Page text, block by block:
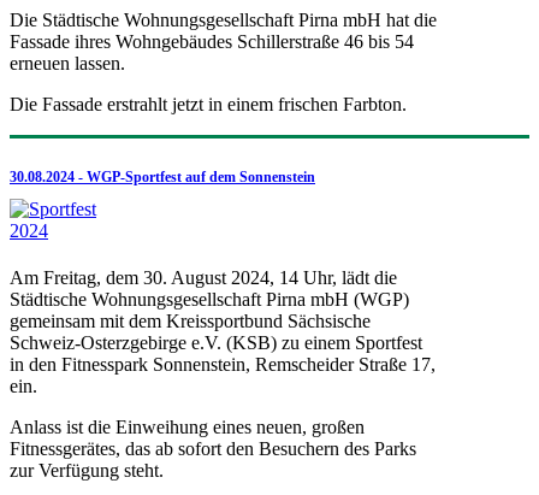
Die Städtische Wohnungsgesellschaft Pirna mbH hat die
Fassade ihres Wohngebäudes Schillerstraße 46 bis 54
erneuen lassen.
Die Fassade erstrahlt jetzt in einem frischen Farbton.
30.08.2024 - WGP-Sportfest auf dem Sonnenstein
Am Freitag, dem 30. August 2024, 14 Uhr, lädt die
Städtische Wohnungsgesellschaft Pirna mbH (WGP)
gemeinsam mit dem Kreissportbund Sächsische
Schweiz-Osterzgebirge e.V. (KSB) zu einem Sportfest
in den Fitnesspark Sonnenstein, Remscheider Straße 17,
ein.
Anlass ist die Einweihung eines neuen, großen
Fitnessgerätes, das ab sofort den Besuchern des Parks
zur Verfügung steht.